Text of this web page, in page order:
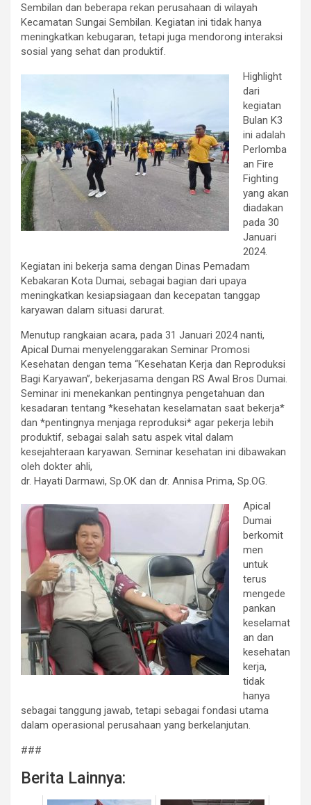
Sembilan dan beberapa rekan perusahaan di wilayah
Kecamatan Sungai Sembilan. Kegiatan ini tidak hanya
meningkatkan kebugaran, tetapi juga mendorong interaksi
sosial yang sehat dan produktif.
Highlight
dari
kegiatan
Bulan K3
ini adalah
Perlomba
an Fire
Fighting
yang akan
diadakan
pada 30
Januari
2024.
Kegiatan ini bekerja sama dengan Dinas Pemadam
Kebakaran Kota Dumai, sebagai bagian dari upaya
meningkatkan kesiapsiagaan dan kecepatan tanggap
karyawan dalam situasi darurat.
Menutup rangkaian acara, pada 31 Januari 2024 nanti,
Apical Dumai menyelenggarakan Seminar Promosi
Kesehatan dengan tema “Kesehatan Kerja dan Reproduksi
Bagi Karyawan”, bekerjasama dengan RS Awal Bros Dumai.
Seminar ini menekankan pentingnya pengetahuan dan
kesadaran tentang *kesehatan keselamatan saat bekerja*
dan *pentingnya menjaga reproduksi* agar pekerja lebih
produktif, sebagai salah satu aspek vital dalam
kesejahteraan karyawan. Seminar kesehatan ini dibawakan
oleh dokter ahli,
dr. Hayati Darmawi, Sp.OK dan dr. Annisa Prima, Sp.OG.
Apical
Dumai
berkomit
men
untuk
terus
mengede
pankan
keselamat
an dan
kesehatan
kerja,
tidak
hanya
sebagai tanggung jawab, tetapi sebagai fondasi utama
dalam operasional perusahaan yang berkelanjutan.
###
Berita Lainnya: